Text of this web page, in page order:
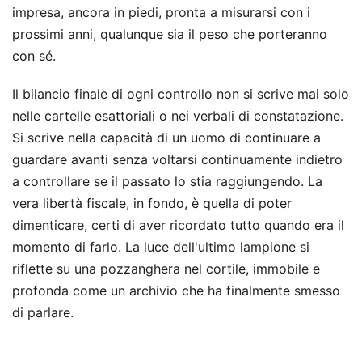
impresa, ancora in piedi, pronta a misurarsi con i
prossimi anni, qualunque sia il peso che porteranno
con sé.
Il bilancio finale di ogni controllo non si scrive mai solo
nelle cartelle esattoriali o nei verbali di constatazione.
Si scrive nella capacità di un uomo di continuare a
guardare avanti senza voltarsi continuamente indietro
a controllare se il passato lo stia raggiungendo. La
vera libertà fiscale, in fondo, è quella di poter
dimenticare, certi di aver ricordato tutto quando era il
momento di farlo. La luce dell'ultimo lampione si
riflette su una pozzanghera nel cortile, immobile e
profonda come un archivio che ha finalmente smesso
di parlare.